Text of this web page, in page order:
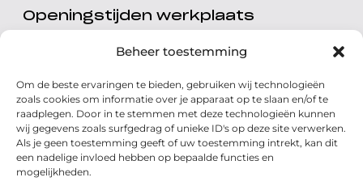
Beheer toestemming
Om de beste ervaringen te bieden, gebruiken wij technologieën
zoals cookies om informatie over je apparaat op te slaan en/of te
raadplegen. Door in te stemmen met deze technologieën kunnen
wij gegevens zoals surfgedrag of unieke ID's op deze site verwerken.
Als je geen toestemming geeft of uw toestemming intrekt, kan dit
een nadelige invloed hebben op bepaalde functies en
mogelijkheden.
Openingstijden werkplaats
Maandag t/m vrijdag
08.00 tot 17.00 uur
Zondag
Gesloten
Volg ons